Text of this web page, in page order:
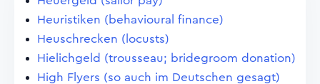
Heuristiken (behavioural finance)
Heuschrecken (locusts)
Hielichgeld (trousseau; bridegroom donation)
High Flyers (so auch im Deutschen gesagt)